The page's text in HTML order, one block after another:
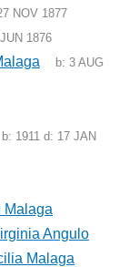
NOV 1877
1876
b:3 AUG
b: 1911 d: 17 JAN
Malaga
Angulo
Malaga